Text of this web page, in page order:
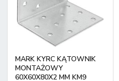
MARK KYRC KĄTOWNIK
MONTAŻOWY
60X60X80X2 MM KM9